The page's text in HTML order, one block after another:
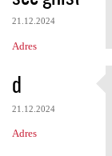
21.12.2024
Adres
d
21.12.2024
Adres